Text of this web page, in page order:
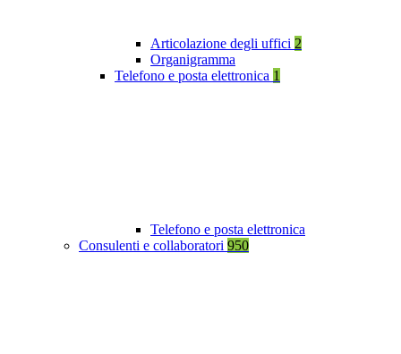
Articolazione degli uffici 2
Organigramma
Telefono e posta elettronica 1
Telefono e posta elettronica
Consulenti e collaboratori 950